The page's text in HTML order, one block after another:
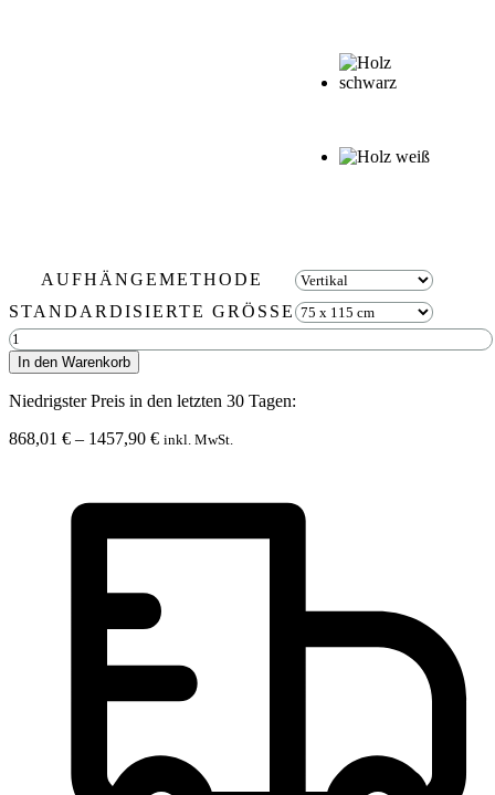
AUFHÄNGEMETHODE
STANDARDISIERTE GRÖSSE
Earth
Barrado
Menge
In den Warenkorb
Niedrigster Preis in den letzten 30 Tagen:
868,01 € – 1457,90 €Preisspanne:
inkl. MwSt.